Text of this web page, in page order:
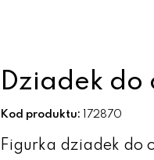
Dziadek do
Kod produktu: 172870
Figurka dziadek do